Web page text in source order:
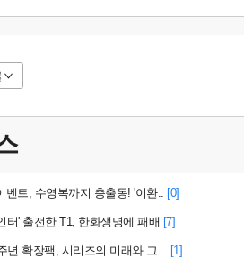
벤트, 수영복까지 총출동! '이환.. [0]
터' 출전한 T1, 한화생명에 패배 [7]
년 확장팩, 시리즈의 미래와 그 .. [1]